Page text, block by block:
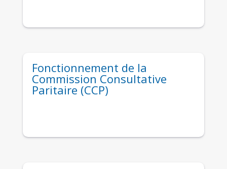
Fonctionnement de la
Commission Consultative
Paritaire (CCP)